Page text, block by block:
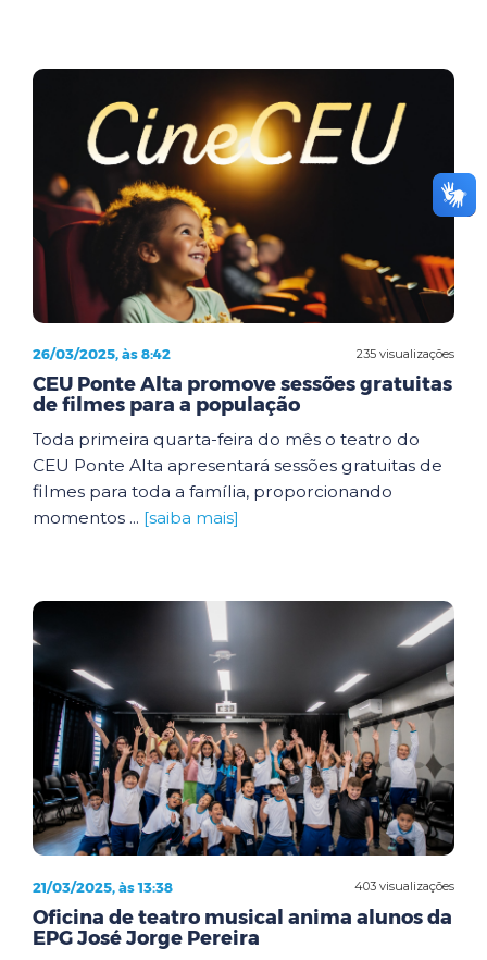
235 visualizações
26/03/2025, às 8:42
CEU Ponte Alta promove sessões gratuitas
de filmes para a população
Toda primeira quarta-feira do mês o teatro do
CEU Ponte Alta apresentará sessões gratuitas de
filmes para toda a família, proporcionando
momentos ... [saiba mais]
403 visualizações
21/03/2025, às 13:38
Oficina de teatro musical anima alunos da
EPG José Jorge Pereira